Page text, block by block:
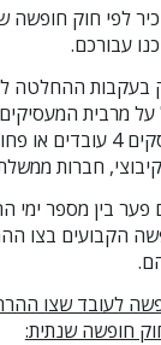
לפי חוק חופשה
עבורכם.
בעקבות ההחלטה
חל על מרבית
מקומות שבהם מועסקים
חברות
פער בין מספר ימי
הקבועים בצו
לעובד שצו
חופשה שנתית: